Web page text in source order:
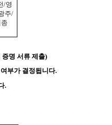
/영
주/
명 서류 제출)
부가 결정됩니다.
.